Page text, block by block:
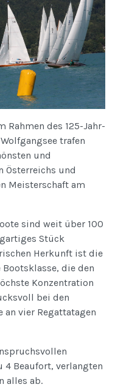
Rahmen des 125-Jahr-
trafen
und
Österreichs und
Meisterschaft am
sind weit über 100
Stück
Herkunft ist die
die den
Konzentration
bei den
an vier Regattatagen
Beaufort, verlangten
alles ab.